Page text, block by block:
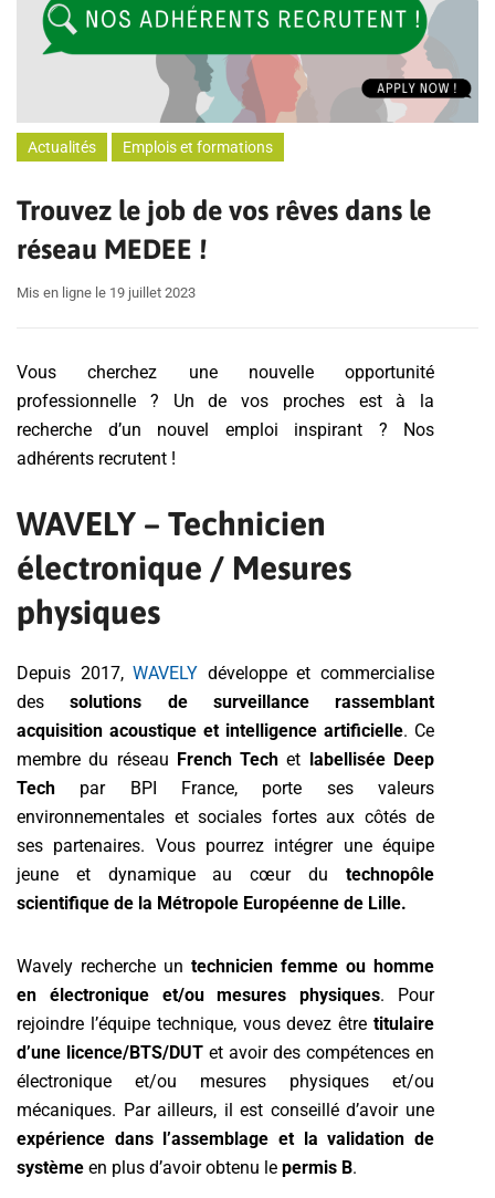
Actualités Emplois et formations
Trouvez le job de vos rêves dans le
réseau MEDEE !
Mis en ligne le 19 juillet 2023
Vous cherchez une nouvelle opportunité
professionnelle ? Un de vos proches est à la
recherche d’un nouvel emploi inspirant ? Nos
adhérents recrutent !
WAVELY – Technicien
électronique / Mesures
physiques
Depuis 2017,WAVELY développe et commercialise
dessolutions de surveillance rassemblant
acquisition acoustique et intelligence artificielle. Ce
membre du réseau French Tech et labellisée Deep
Tech par BPI France, porte ses valeurs
environnementales et sociales fortes aux côtés de
ses partenaires. Vous pourrez intégrer une équipe
jeune et dynamique au cœur du technopôle
scientifique de la Métropole Européenne de Lille.
Wavely recherche un technicien femme ou homme
en électronique et/ou mesures physiques. Pour
rejoindre l’équipe technique, vous devez être titulaire
d’une licence/BTS/DUT et avoir des compétences en
électronique et/ou mesures physiques et/ou
mécaniques. Par ailleurs, il est conseillé d’avoir une
expérience dans l’assemblage et la validation de
système en plus d’avoir obtenu le permis B.